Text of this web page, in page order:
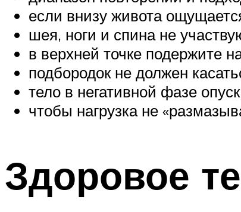
если внизу живота
шея, ноги и спина не
в верхней точке подержите
подбородок не должен
тело в негативной фазе
чтобы нагрузка не
Здоровое